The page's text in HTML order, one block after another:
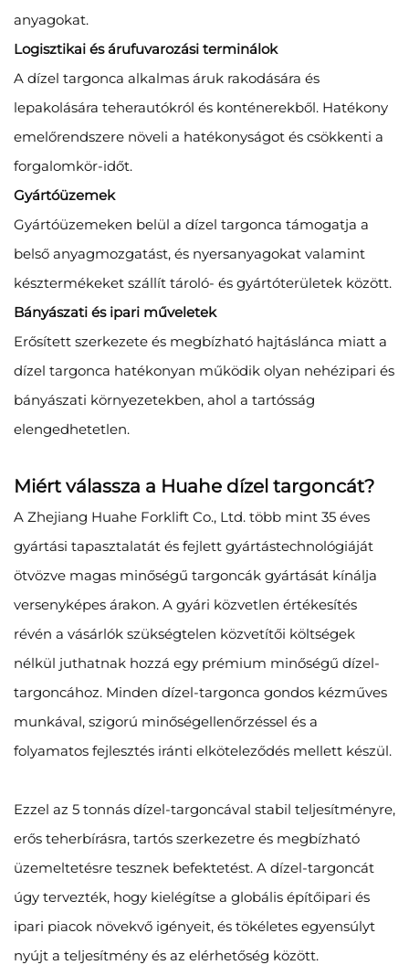
anyagokat.
Logisztikai és árufuvarozási terminálok
A dízel targonca alkalmas áruk rakodására és
lepakolására teherautókról és konténerekből. Hatékony
emelőrendszere növeli a hatékonyságot és csökkenti a
forgalomkör-időt.
Gyártóüzemek
Gyártóüzemeken belül a dízel targonca támogatja a
belső anyagmozgatást, és nyersanyagokat valamint
késztermékeket szállít tároló- és gyártóterületek között.
Bányászati és ipari műveletek
Erősített szerkezete és megbízható hajtáslánca miatt a
dízel targonca hatékonyan működik olyan nehézipari és
bányászati környezetekben, ahol a tartósság
elengedhetetlen.
Miért válassza a Huahe dízel targoncát?
A Zhejiang Huahe Forklift Co., Ltd. több mint 35 éves
gyártási tapasztalatát és fejlett gyártástechnológiáját
ötvözve magas minőségű targoncák gyártását kínálja
versenyképes árakon. A gyári közvetlen értékesítés
révén a vásárlók szükségtelen közvetítői költségek
nélkül juthatnak hozzá egy prémium minőségű dízel-
targoncához. Minden dízel-targonca gondos kézműves
munkával, szigorú minőségellenőrzéssel és a
folyamatos fejlesztés iránti elköteleződés mellett készül.
Ezzel az 5 tonnás dízel-targoncával stabil teljesítményre,
erős teherbírásra, tartós szerkezetre és megbízható
üzemeltetésre tesznek befektetést. A dízel-targoncát
úgy tervezték, hogy kielégítse a globális építőipari és
ipari piacok növekvő igényeit, és tökéletes egyensúlyt
nyújt a teljesítmény és az elérhetőség között.